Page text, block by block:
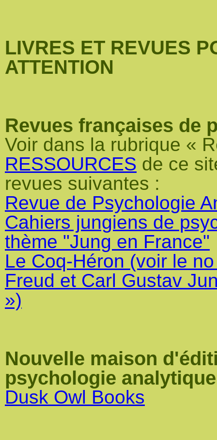
LIVRES ET REVUES
ATTENTION
Revues françaises de
Voir dans la rubrique «
RESSOURCES de ce
revues suivantes :
Revue de Psychologie
Cahiers jungiens de
thème "Jung en France"
Le Coq-Héron (voir le
Freud et Carl Gustav
»)
Nouvelle maison
psychologie analytique
Dusk Owl Books